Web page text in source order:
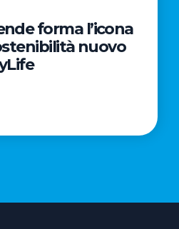
forma l’icona
nuovo
News
“Passione
il